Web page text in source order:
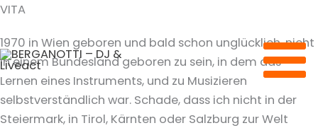
Zum
springen
VITA
1970 in Wien geboren und bald schon unglücklich, nicht
in einem Bundesland geboren zu sein, in dem das
Lernen eines Instruments, und zu Musizieren
selbstverständlich war. Schade, dass ich nicht in der
Steiermark, in Tirol, Kärnten oder Salzburg zur Welt